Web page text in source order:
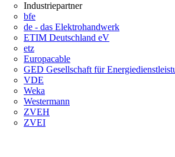
Industriepartner
bfe
de - das Elektrohandwerk
ETIM Deutschland eV
etz
Europacable
GED Gesellschaft für
VDE
Weka
Westermann
ZVEH
ZVEI